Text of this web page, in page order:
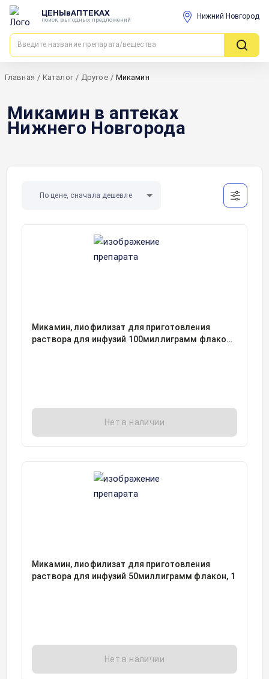
ЦЕНЫвАПТЕКАХ
поиск выгодных предложений Нижний Новгород
Главная / Каталог / Другое / Микамин
Микамин в аптеках
Нижнего Новгорода
По цене, сначала дешевле
Микамин, лиофилизат для приготовления
раствора для инфузий 100миллиграмм флакон,
Нет в наличии
Микамин, лиофилизат для приготовления
раствора для инфузий 50миллиграмм флакон, 1
Нет в наличии